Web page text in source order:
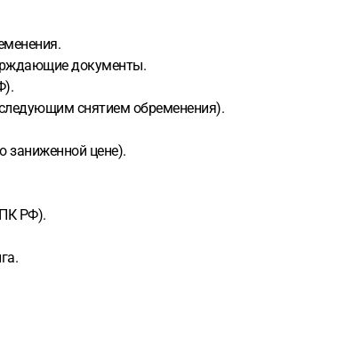
документы.
снятием обременения).
заниженной цене).
РФ).